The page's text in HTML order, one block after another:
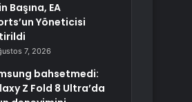
Başına, EA
Yöneticisi
7, 2026
bahsetmedi:
Z Fold 8 Ultra’da